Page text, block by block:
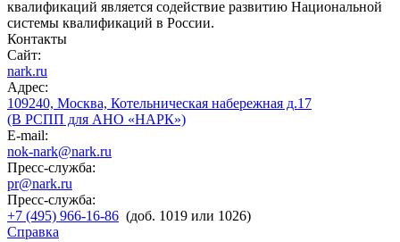
квалификаций является содействие развитию Национальной
системы квалификаций в России.
Контакты
Сайт:
nark.ru
Адрес:
109240, Москва, Котельническая набережная д.17
(В РСПП для АНО «НАРК»)
E-mail:
nok-nark@nark.ru
Пресс-служба:
pr@nark.ru
Пресс-служба:
+7 (495) 966-16-86 (доб. 1019 или 1026)
Справка